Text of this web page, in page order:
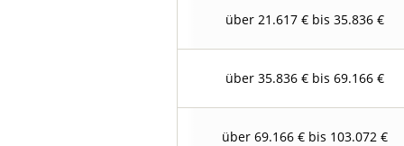
über 21.617 € bis 35.836 €
über 35.836 € bis 69.166 €
über 69.166 € bis 103.072 €